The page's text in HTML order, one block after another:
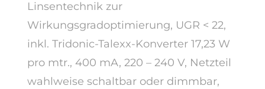
Linsentechnik zur
Wirkungsgradoptimierung, UGR < 22,
inkl. Tridonic-Talexx-Konverter 17,23 W
pro mtr., 400 mA, 220 – 240 V, Netzteil
wahlweise schaltbar oder dimmbar,